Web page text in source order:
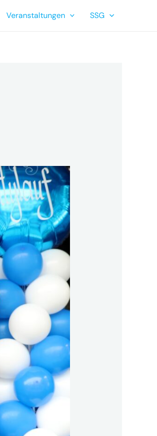
Veranstaltungen SSG